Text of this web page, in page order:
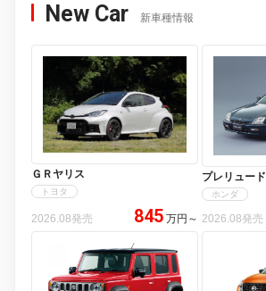
New Car 新車種情報
ＧＲヤリス
トヨタ
2026.08発売 845 万円 ～
プレリュード
ホンダ
2026.08発売